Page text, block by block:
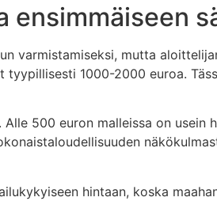
ensimmäiseen
varmistamiseksi, mutta
tyypillisesti 1000-2000 euroa.
500 euron malleissa on usein
hintaan, koska